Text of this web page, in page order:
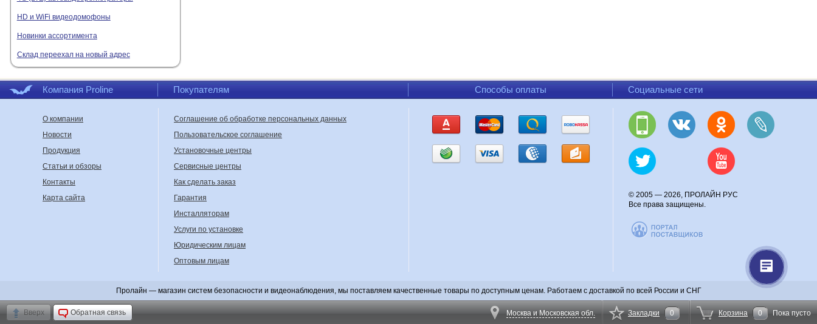
HD и WiFi видеодомофоны
Новинки ассортимента
Склад переехал на новый адрес
Компания Proline Покупателям Способы оплаты Социальные сети
О компании
Новости
Продукция
Статьи и обзоры
Контакты
Карта сайта
Соглашение об обработке персональных данных
Пользовательское соглашение
Установочные центры
Сервисные центры
Как сделать заказ
Гарантия
Инсталляторам
Услуги по установке
Юридическим лицам
Оптовым лицам
© 2005 — 2026, ПРОЛАЙН РУС
Все права защищены.
Пролайн — магазин систем безопасности и видеонаблюдения, мы поставляем качественные товары по доступным ценам. Работаем с доставкой по всей России и СНГ
Вверх Обратная связь Москва и Московская обл. Закладки 0 Корзина 0 Пока пусто